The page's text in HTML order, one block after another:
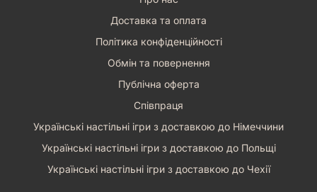
Доставка та оплата
Політика конфіденційності
Обмін та повернення
Публічна оферта
Співпраця
Українські настільні ігри з доставкою до Німеччини
Українські настільні ігри з доставкою до Польщі
Українські настільні ігри з доставкою до Чехії